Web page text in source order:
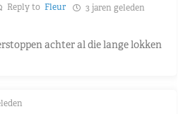
Reply toFleur 3 jaren geleden
achter al die lange lokken